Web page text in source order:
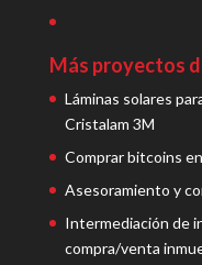
Más proyectos
Láminas solares
Cristalam 3M
Comprar bitcoins
Asesoramiento y
Intermediación de
compra/venta